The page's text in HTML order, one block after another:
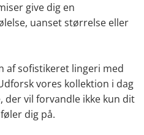
give dig en
uanset størrelse eller
af sofistikeret lingeri med
vores kollektion i dag
der vil forvandle ikke kun dit
dig på.